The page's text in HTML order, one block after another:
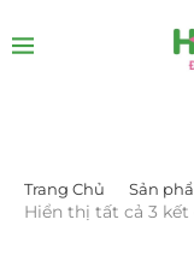
LỌC BỞI GIÁ
Trang Chủ Sản
Hiển thị tất cả 3 kết